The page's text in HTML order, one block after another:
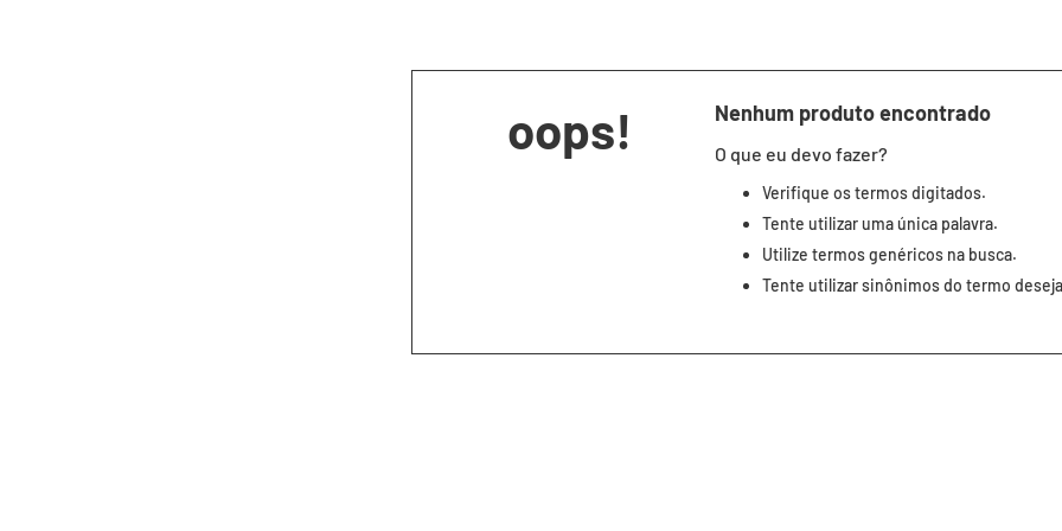
oops! Nenhum produto encontrado
O que eu devo fazer?
Verifique os termos digitados.
Tente utilizar uma única palavra.
Utilize termos genéricos na busca.
Tente utilizar sinônimos do termo